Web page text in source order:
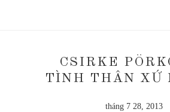
CSIRKE
TÌNH THÂN XỨ
tháng 7 28, 2013